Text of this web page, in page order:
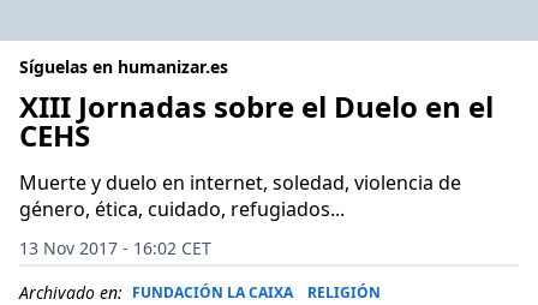
Síguelas en humanizar.es
XIII Jornadas sobre el Duelo en el
CEHS
Muerte y duelo en internet, soledad, violencia de
género, ética, cuidado, refugiados...
13 Nov 2017 - 16:02 CET
Archivado en: FUNDACIÓN LA CAIXA RELIGIÓN